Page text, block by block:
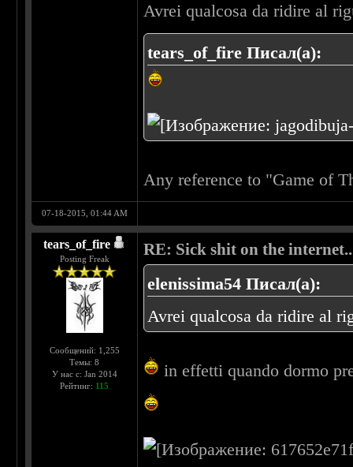
Avrei qualcosa da ridire al
tears_of_fire Писал(а):
Any reference to "Game of
07-18-2015, 01:44 AM
tears_of_fire
Posting Freak
Сообщений: 1,255
Темы: 8
У нас с: Jan 2014
Рейтинг: 115
RE: Sick shit on the
elenissima54 Писал(а):
Avrei qualcosa da ridire al
in effetti quando dormo